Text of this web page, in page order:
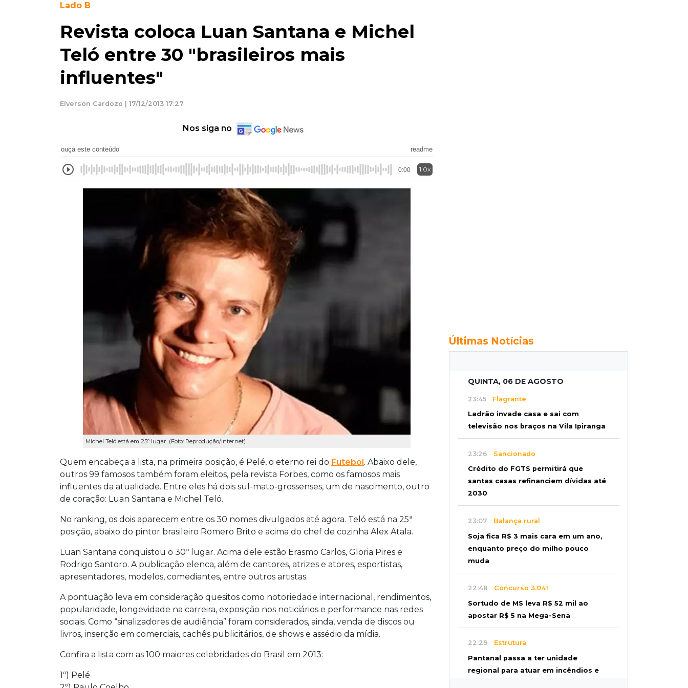
Lado B
Revista coloca Luan Santana e Michel
Teló entre 30 "brasileiros mais
influentes"
Elverson Cardozo | 17/12/2013 17:27
Nos siga no
ouça este conteúdo readme
0:00 1.0x
Michel Teló está em 25º lugar. (Foto: Reprodução/Internet)
Quem encabeça a lista, na primeira posição, é Pelé, o eterno rei do Futebol . Abaixo dele,
outros 99 famosos também foram eleitos, pela revista Forbes, como os famosos mais
influentes da atualidade. Entre eles há dois sul-mato-grossenses, um de nascimento, outro
de coração: Luan Santana e Michel Teló.
No ranking, os dois aparecem entre os 30 nomes divulgados até agora. Teló está na 25ª
posição, abaixo do pintor brasileiro Romero Brito e acima do chef de cozinha Alex Atala.
Luan Santana conquistou o 30º lugar. Acima dele estão Erasmo Carlos, Gloria Pires e
Rodrigo Santoro. A publicação elenca, além de cantores, atrizes e atores, esportistas,
apresentadores, modelos, comediantes, entre outros artistas.
A pontuação leva em consideração quesitos como notoriedade internacional, rendimentos,
popularidade, longevidade na carreira, exposição nos noticiários e performance nas redes
sociais. Como “sinalizadores de audiência” foram considerados, ainda, venda de discos ou
livros, inserção em comerciais, cachês publicitários, de shows e assédio da mídia.
Confira a lista com as 100 maiores celebridades do Brasil em 2013:
1º) Pelé
Últimas Notícias
QUINTA, 06 DE AGOSTO
23:45 Flagrante
Ladrão invade casa e sai com
televisão nos braços na Vila Ipiranga
23:26 Sancionado
Crédito do FGTS permitirá que
santas casas refinanciem dívidas até
2030
23:07 Balança rural
Soja fica R$ 3 mais cara em um ano,
enquanto preço do milho pouco
muda
22:48 Concurso 3.041
Sortudo de MS leva R$ 52 mil ao
apostar R$ 5 na Mega-Sena
22:29 Estrutura
Pantanal passa a ter unidade
regional para atuar em incêndios e